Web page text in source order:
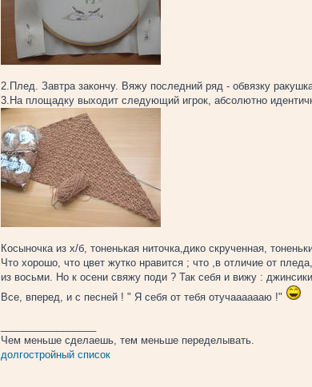
2.Плед. Завтра закончу. Вяжу последний ряд - обвязку
3.На площадку выходит следующий игрок, абсолютно
Косыночка из х/б, тоненькая ниточка,дико скрученная,
Что хорошо, что цвет жутко нравится ; что ,в отличие от
из восьми. Но к осени свяжу поди ? Так себя и вижу :
Все, вперед, и с песней ! " Я себя от тебя отучааааааю !"
Чем меньше сделаешь, тем меньше переделывать.
долгостройный список